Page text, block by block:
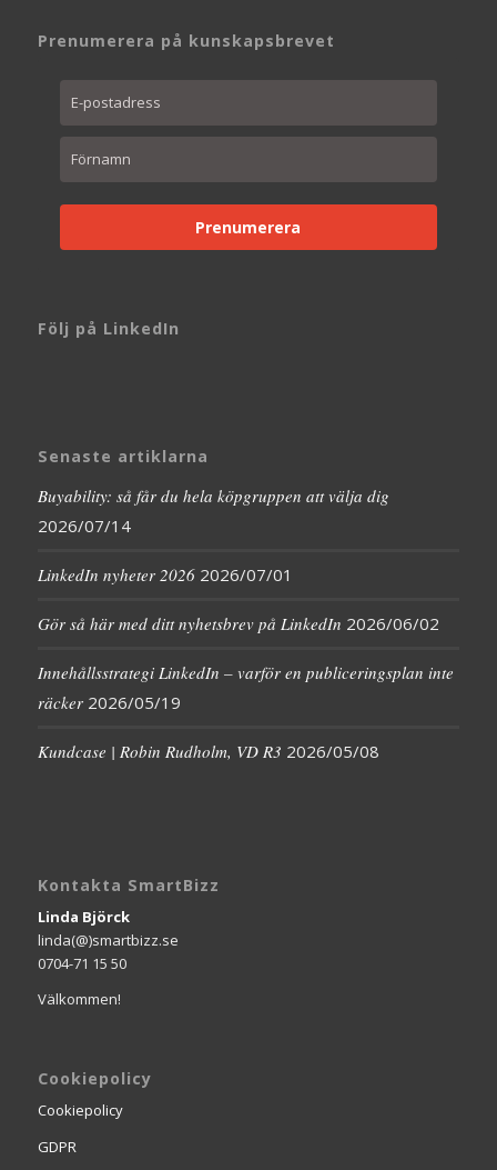
Prenumerera på kunskapsbrevet
Prenumerera
Följ på LinkedIn
Senaste artiklarna
Buyability: så får du hela köpgruppen att välja dig
2026/07/14
LinkedIn nyheter 2026 2026/07/01
Gör så här med ditt nyhetsbrev på LinkedIn 2026/06/02
Innehållsstrategi LinkedIn – varför en publiceringsplan inte
räcker 2026/05/19
Kundcase | Robin Rudholm, VD R3 2026/05/08
Kontakta SmartBizz
Linda Björck
linda(@)smartbizz.se
0704-71 15 50
Välkommen!
Cookiepolicy
Cookiepolicy
GDPR